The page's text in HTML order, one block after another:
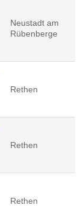
Neustadt am
Rübenberge
Rethen
Rethen
Rethen